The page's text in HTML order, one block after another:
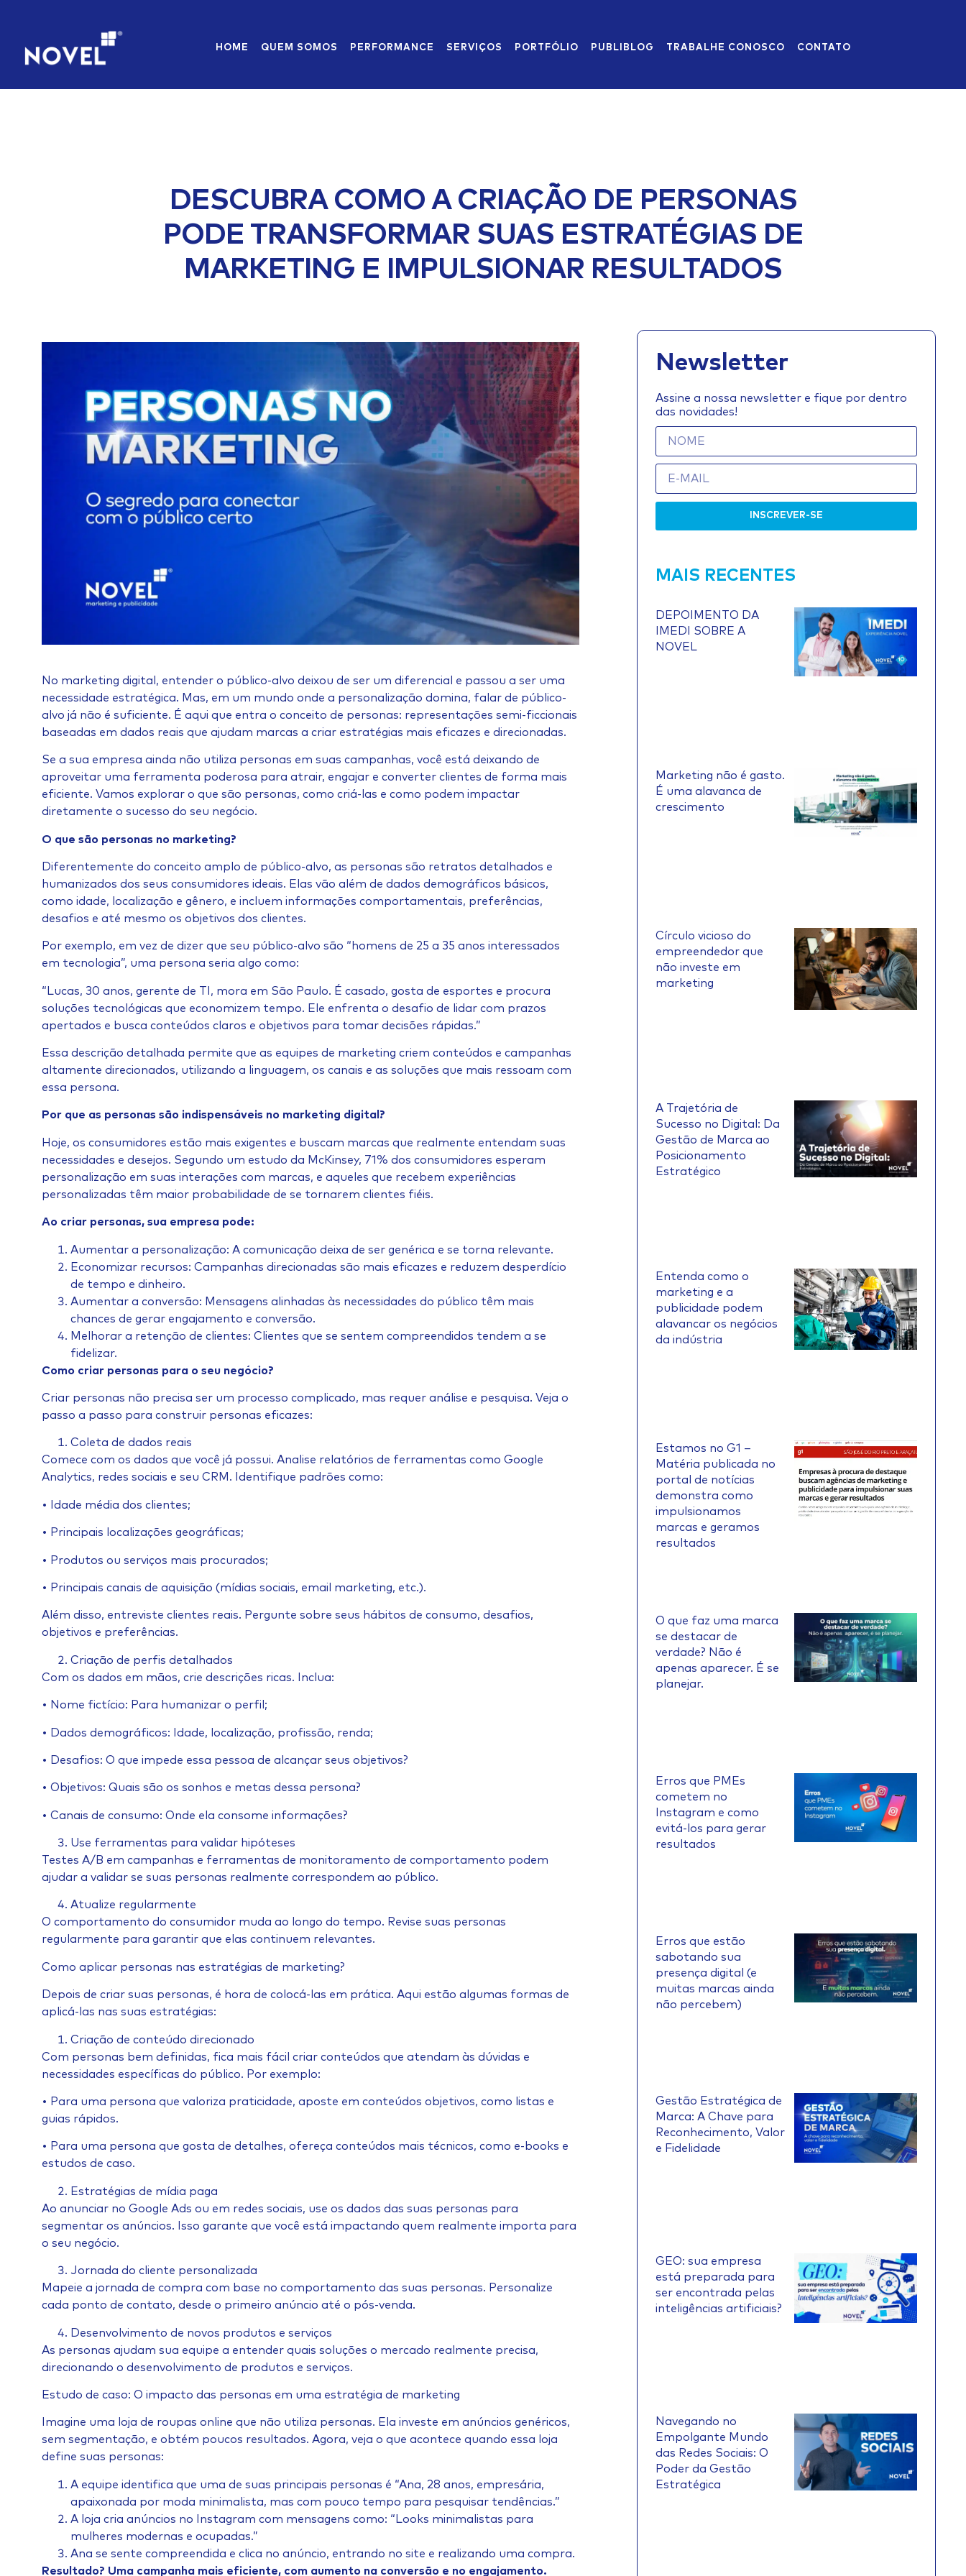
HOME QUEM SOMOS PERFORMANCE SERVIÇOS PORTFÓLIO PUBLIBLOG TRABALHE CONOSCO CONTATO
DESCUBRA COMO A CRIAÇÃO DE PERSONAS
PODE TRANSFORMAR SUAS ESTRATÉGIAS DE
MARKETING E IMPULSIONAR RESULTADOS
No marketing digital, entender o público-alvo deixou de ser um diferencial e passou a ser uma
necessidade estratégica. Mas, em um mundo onde a personalização domina, falar de público-
alvo já não é suficiente. É aqui que entra o conceito de personas: representações semi-ficcionais
baseadas em dados reais que ajudam marcas a criar estratégias mais eficazes e direcionadas.
Se a sua empresa ainda não utiliza personas em suas campanhas, você está deixando de
aproveitar uma ferramenta poderosa para atrair, engajar e converter clientes de forma mais
eficiente. Vamos explorar o que são personas, como criá-las e como podem impactar
diretamente o sucesso do seu negócio.
O que são personas no marketing?
Diferentemente do conceito amplo de público-alvo, as personas são retratos detalhados e
humanizados dos seus consumidores ideais. Elas vão além de dados demográficos básicos,
como idade, localização e gênero, e incluem informações comportamentais, preferências,
desafios e até mesmo os objetivos dos clientes.
Por exemplo, em vez de dizer que seu público-alvo são “homens de 25 a 35 anos interessados
em tecnologia”, uma persona seria algo como:
“Lucas, 30 anos, gerente de TI, mora em São Paulo. É casado, gosta de esportes e procura
soluções tecnológicas que economizem tempo. Ele enfrenta o desafio de lidar com prazos
apertados e busca conteúdos claros e objetivos para tomar decisões rápidas.”
Essa descrição detalhada permite que as equipes de marketing criem conteúdos e campanhas
altamente direcionados, utilizando a linguagem, os canais e as soluções que mais ressoam com
essa persona.
Por que as personas são indispensáveis no marketing digital?
Hoje, os consumidores estão mais exigentes e buscam marcas que realmente entendam suas
necessidades e desejos. Segundo um estudo da McKinsey, 71% dos consumidores esperam
personalização em suas interações com marcas, e aqueles que recebem experiências
personalizadas têm maior probabilidade de se tornarem clientes fiéis.
Ao criar personas, sua empresa pode:
Aumentar a personalização: A comunicação deixa de ser genérica e se torna relevante.
Economizar recursos: Campanhas direcionadas são mais eficazes e reduzem desperdício
de tempo e dinheiro.
Aumentar a conversão: Mensagens alinhadas às necessidades do público têm mais
chances de gerar engajamento e conversão.
Melhorar a retenção de clientes: Clientes que se sentem compreendidos tendem a se
fidelizar.
Como criar personas para o seu negócio?
Criar personas não precisa ser um processo complicado, mas requer análise e pesquisa. Veja o
passo a passo para construir personas eficazes:
Coleta de dados reais
Comece com os dados que você já possui. Analise relatórios de ferramentas como Google
Analytics, redes sociais e seu CRM. Identifique padrões como:
• Idade média dos clientes;
• Principais localizações geográficas;
• Produtos ou serviços mais procurados;
• Principais canais de aquisição (mídias sociais, email marketing, etc.).
Além disso, entreviste clientes reais. Pergunte sobre seus hábitos de consumo, desafios,
objetivos e preferências.
Criação de perfis detalhados
Com os dados em mãos, crie descrições ricas. Inclua:
• Nome fictício: Para humanizar o perfil;
• Dados demográficos: Idade, localização, profissão, renda;
• Desafios: O que impede essa pessoa de alcançar seus objetivos?
• Objetivos: Quais são os sonhos e metas dessa persona?
• Canais de consumo: Onde ela consome informações?
Use ferramentas para validar hipóteses
Testes A/B em campanhas e ferramentas de monitoramento de comportamento podem
ajudar a validar se suas personas realmente correspondem ao público.
Atualize regularmente
O comportamento do consumidor muda ao longo do tempo. Revise suas personas
regularmente para garantir que elas continuem relevantes.
Como aplicar personas nas estratégias de marketing?
Depois de criar suas personas, é hora de colocá-las em prática. Aqui estão algumas formas de
aplicá-las nas suas estratégias:
Criação de conteúdo direcionado
Com personas bem definidas, fica mais fácil criar conteúdos que atendam às dúvidas e
necessidades específicas do público. Por exemplo:
• Para uma persona que valoriza praticidade, aposte em conteúdos objetivos, como listas e
guias rápidos.
• Para uma persona que gosta de detalhes, ofereça conteúdos mais técnicos, como e-books e
estudos de caso.
Estratégias de mídia paga
Ao anunciar no Google Ads ou em redes sociais, use os dados das suas personas para
segmentar os anúncios. Isso garante que você está impactando quem realmente importa para
o seu negócio.
Jornada do cliente personalizada
Mapeie a jornada de compra com base no comportamento das suas personas. Personalize
cada ponto de contato, desde o primeiro anúncio até o pós-venda.
Desenvolvimento de novos produtos e serviços
As personas ajudam sua equipe a entender quais soluções o mercado realmente precisa,
direcionando o desenvolvimento de produtos e serviços.
Estudo de caso: O impacto das personas em uma estratégia de marketing
Imagine uma loja de roupas online que não utiliza personas. Ela investe em anúncios genéricos,
sem segmentação, e obtém poucos resultados. Agora, veja o que acontece quando essa loja
define suas personas:
A equipe identifica que uma de suas principais personas é “Ana, 28 anos, empresária,
apaixonada por moda minimalista, mas com pouco tempo para pesquisar tendências.”
A loja cria anúncios no Instagram com mensagens como: “Looks minimalistas para
mulheres modernas e ocupadas.”
Ana se sente compreendida e clica no anúncio, entrando no site e realizando uma compra.
Resultado? Uma campanha mais eficiente, com aumento na conversão e no engajamento.
Newsletter
Assine a nossa newsletter e fique por dentro
das novidades!
INSCREVER-SE
MAIS RECENTES
DEPOIMENTO DA
IMEDI SOBRE A
NOVEL
Marketing não é gasto.
É uma alavanca de
crescimento
Círculo vicioso do
empreendedor que
não investe em
marketing
A Trajetória de
Sucesso no Digital: Da
Gestão de Marca ao
Posicionamento
Estratégico
Entenda como o
marketing e a
publicidade podem
alavancar os negócios
da indústria
Estamos no G1 –
Matéria publicada no
portal de notícias
demonstra como
impulsionamos
marcas e geramos
resultados
O que faz uma marca
se destacar de
verdade? Não é
apenas aparecer. É se
planejar.
Erros que PMEs
cometem no
Instagram e como
evitá-los para gerar
resultados
Erros que estão
sabotando sua
presença digital (e
muitas marcas ainda
não percebem)
Gestão Estratégica de
Marca: A Chave para
Reconhecimento, Valor
e Fidelidade
GEO: sua empresa
está preparada para
ser encontrada pelas
inteligências artificiais?
Navegando no
Empolgante Mundo
das Redes Sociais: O
Poder da Gestão
Estratégica